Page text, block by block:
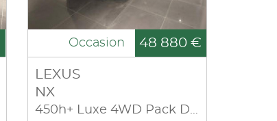
Occasion 48 880 €
LEXUS
NX
450h+ Luxe 4WD Pack Design